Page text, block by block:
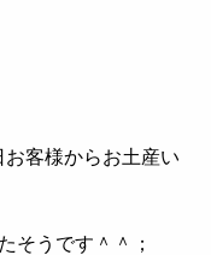
客様からお土産い
そうです＾＾；